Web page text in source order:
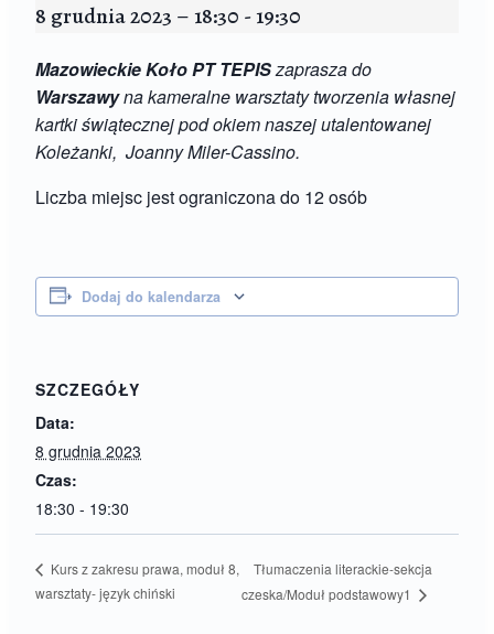
8 grudnia 2023 – 18:30 -19:30
Mazowieckie Koło PT TEPISzaprasza do
Warszawyna kameralne warsztaty tworzenia własnej
kartki świątecznej pod okiem naszej utalentowanej
Koleżanki, Joanny Miler-Cassino.
Liczba miejsc jest ograniczona do 12 osób
Dodaj do kalendarza
SZCZEGÓŁY
Data:
8 grudnia 2023
Czas:
18:30 - 19:30
Kurs z zakresu prawa, moduł 8,
warsztaty- język chiński
Tłumaczenia literackie-sekcja
czeska/Moduł podstawowy1